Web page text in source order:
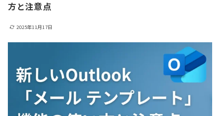
方と注意点
2025年11月17日